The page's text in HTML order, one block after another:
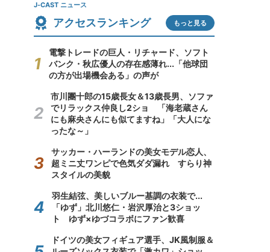
J-CAST ニュース
アクセスランキング もっと見る
電撃トレードの巨人・リチャード、ソフト
バンク・秋広優人の存在感薄れ...「他球団
の方が出場機会ある」の声が
市川團十郎の15歳長女＆13歳長男、ソファ
でリラックス仲良し2ショ 「海老蔵さん
にも麻央さんにも似てますね」「大人にな
ったな～」
サッカー・ハーランドの美女モデル恋人、
超ミニ丈ワンピで色気ダダ漏れ すらり神
スタイルの美貌
羽生結弦、美しいブルー基調の衣装で...
「ゆず」北川悠仁・岩沢厚治と3ショッ
ト ゆず×ゆづコラボにファン歓喜
ドイツの美女フィギュア選手、JK風制服＆